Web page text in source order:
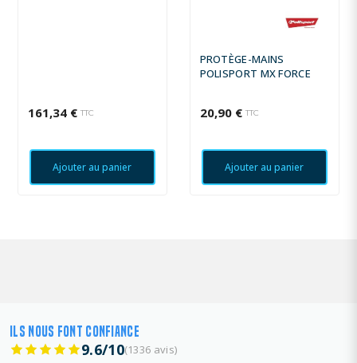
161,34 € TTC
Ajouter au panier
PROTÈGE-MAINS
POLISPORT MX FORCE
20,90 € TTC
Ajouter au panier
ILS NOUS FONT CONFIANCE
9.6/10(1336 avis)